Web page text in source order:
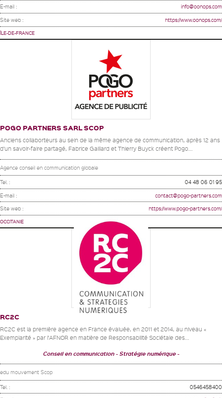
E-mail : info@oonops.com
Site web : https://www.oonops.com/
ÎLE-DE-FRANCE
POGO PARTNERS SARL SCOP
Anciens collaborteurs au sein de la même agence de communication, après 12 ans
d’un savoir-faire partagé, Fabrice Gaillard et Thierry Buyck créent Pogo...
Agence conseil en communication globale
Tel. : 04 48 06 01 95
E-mail : contact@pogo-partners.com
Site web : https://www.pogo-partners.com/
OCCITANIE
RC2C
RC2C est la première agence en France évaluée, en 2011 et 2014, au niveau «
Exemplarité » par l’AFNOR en matière de Responsabilité Sociétale des...
Conseil en communication Stratégie numérique
edu mouvement Scop
Tel. : 0546458400